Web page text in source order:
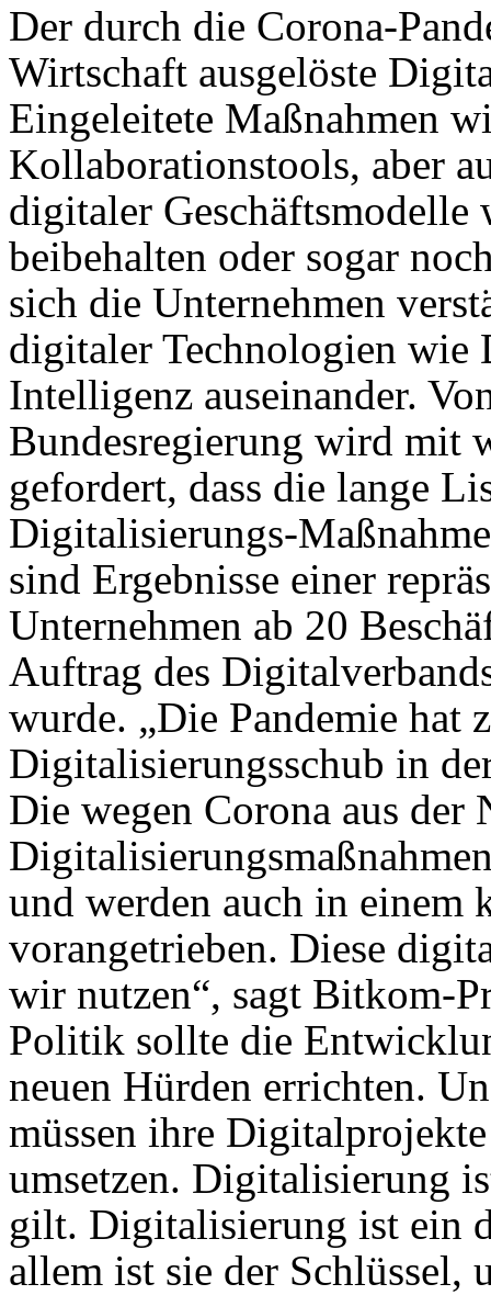
Der durch die Corona-
Wirtschaft ausgelöste
Eingeleitete Maßnahmen
Kollaborationstools, aber
digitaler Geschäftsmodelle
beibehalten oder sogar
sich die Unternehmen
digitaler Technologien wie
Intelligenz auseinander.
Bundesregierung wird mit
gefordert, dass die lange
Digitalisierungs-
sind Ergebnisse einer
Unternehmen ab 20
Auftrag des
wurde. „Die Pandemie hat
Digitalisierungsschub in
Die wegen Corona aus der
und werden auch in
vorangetrieben. Diese
wir nutzen“, sagt Bitkom-
Politik sollte die
neuen Hürden errichten.
müssen ihre
umsetzen. Digitalisierung
gilt. Digitalisierung ist ein
allem ist sie der Schlüssel,